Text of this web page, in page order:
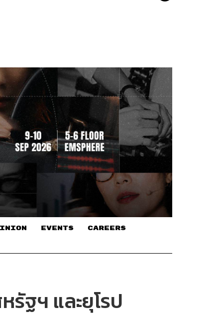
EVENTS CAREERS
รัฐฯ และยุโรป